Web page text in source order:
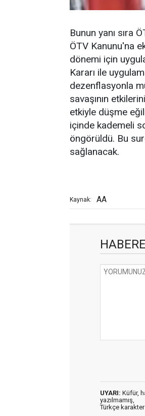
Bunun yanı sıra
ÖTV Kanunu'na
dönemi için
Kararı ile
dezenflasyonla
savaşının
etkiyle düşme
içinde kademeli
öngörüldü. Bu
sağlanacak.
Kaynak: AA
HABERE
UYARI: Küfür,
yazılmamış,
Türkçe